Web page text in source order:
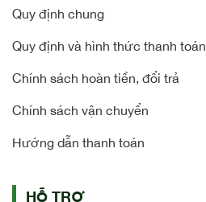
Quy định chung
Quy định và hình thức thanh toán
Chính sách hoàn tiền, đổi trả
Chính sách vận chuyển
Hướng dẫn thanh toán
HỖ TRỢ